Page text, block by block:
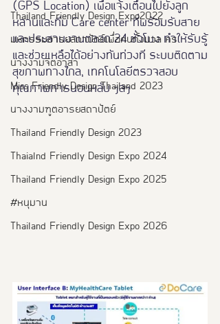
Thailand Friendly Design Expo2022
มหกรรมอารยสถาปัตย์เพื่อคนทั้งมวล คร
นางงามจิตอาสา
Miss Friendly Design Thailand 2023
นางงามฑูตอารยสถาปัตย์
Thailand Friendly Design 2023
Thaialnd Friendly Design Expo 2024
Thailand Friendly Design Expo 2025
#หนุมาน
Thailand Friendly Design Expo 2026
(GPS Location) เพื่อแจ้งเตือนไปยังลูก
หลานและทีม Care center ที่พร้อมรับสาย
และประสานงานตลอด 24 ชั่วโมง ทำให้รับรู้
และช่วยเหลือได้อย่างทันท่วงที ระบบติดตาม
สุขภาพทางไกล, เทคโนโลยีตรวจสอบ
คุณภาพการนอนหลับ ฯลฯ